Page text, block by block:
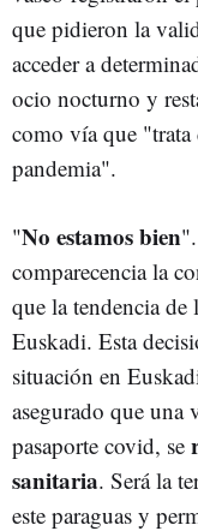
que pidieron la
acceder a
ocio nocturno y
como vía que "trata
pandemia".
"No estamos bien
comparecencia la
que la tendencia de
Euskadi. Esta
situación en
asegurado que una
pasaporte covid, se
sanitaria. Será la
este paraguas y